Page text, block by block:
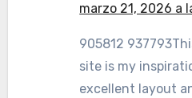
marzo 21, 2026 a
905812
site is my
excellent layout